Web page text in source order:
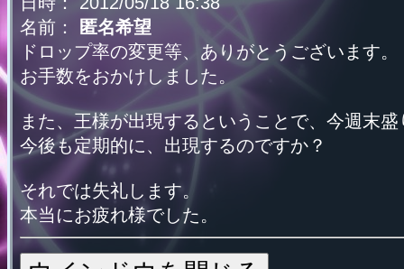
名前：
匿名希望
ドロップ率の変更等、ありがとうございます。
お手数をおかけしました。
また、王様が出現するということで、今週末
今後も定期的に、出現するのですか？
それでは失礼します。
本当にお疲れ様でした。